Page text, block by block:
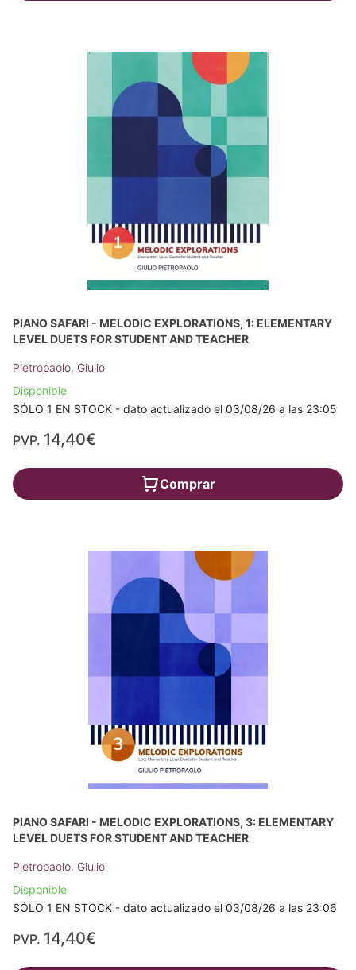
PIANO SAFARI - MELODIC EXPLORATIONS, 1: ELEMENTARY
LEVEL DUETS FOR STUDENT AND TEACHER
Pietropaolo, Giulio
Disponible
SÓLO 1 EN STOCK - dato actualizado el 03/08/26 a las 23:05
PVP. 14,40€
Comprar
PIANO SAFARI - MELODIC EXPLORATIONS, 3: ELEMENTARY
LEVEL DUETS FOR STUDENT AND TEACHER
Pietropaolo, Giulio
Disponible
SÓLO 1 EN STOCK - dato actualizado el 03/08/26 a las 23:06
PVP. 14,40€